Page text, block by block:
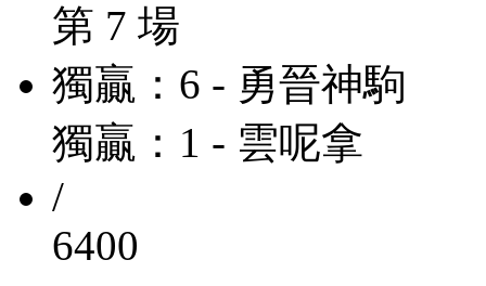
第 7 場
獨贏：6 - 勇晉神駒
獨贏：1 - 雲呢拿
/
6400